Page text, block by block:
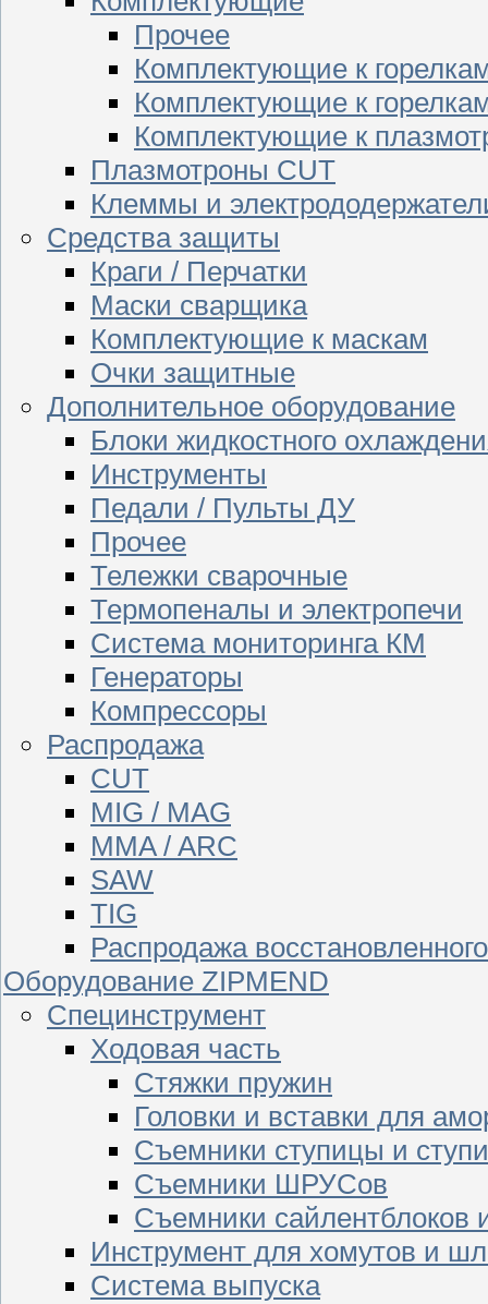
Прочее
Комплектующие к
Комплектующие к
Комплектующие к
Плазмотроны CUT
Клеммы и
Средства защиты
Краги / Перчатки
Маски сварщика
Комплектующие к маскам
Очки защитные
Дополнительное оборудование
Блоки жидкостного
Инструменты
Педали / Пульты ДУ
Прочее
Тележки сварочные
Термопеналы и электропечи
Система мониторинга КМ
Генераторы
Компрессоры
Распродажа
CUT
MIG / MAG
MMA / ARC
SAW
TIG
Распродажа
Оборудование ZIPMEND
Специнструмент
Ходовая часть
Стяжки пружин
Головки и вставки для
Съемники ступицы и
Съемники ШРУСов
Съемники сайлентблоков
Инструмент для хомутов и
Система выпуска